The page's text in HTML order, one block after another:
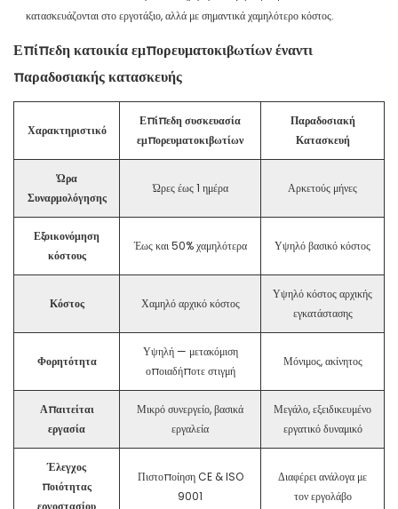
κατασκευάζονται στο εργοτάξιο, αλλά με σημαντικά χαμηλότερο κόστος.
Επίπεδη κατοικία εμπορευματοκιβωτίων έναντι
παραδοσιακής κατασκευής
Χαρακτηριστικό
Επίπεδη συσκευασία
εμπορευματοκιβωτίων
Παραδοσιακή
Κατασκευή
Ώρα
Συναρμολόγησης
Ώρες έως 1 ημέρα Αρκετούς μήνες
Εξοικονόμηση
κόστους
Έως και 50% χαμηλότερα Υψηλό βασικό κόστος
Κόστος Χαμηλό αρχικό κόστος
Υψηλό κόστος αρχικής
εγκατάστασης
Φορητότητα
Υψηλή — μετακόμιση
οποιαδήποτε στιγμή
Μόνιμος, ακίνητος
Απαιτείται
εργασία
Μικρό συνεργείο, βασικά
εργαλεία
Μεγάλο, εξειδικευμένο
εργατικό δυναμικό
Έλεγχος
ποιότητας
Πιστοποίηση CE & ISO
9001
Διαφέρει ανάλογα με
τον εργολάβο